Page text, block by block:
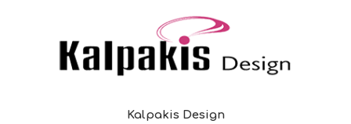
Kalpakis Design